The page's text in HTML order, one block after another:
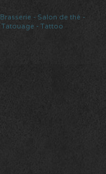
Brasserie - Salon de thé -
Tatouage - Tattoo